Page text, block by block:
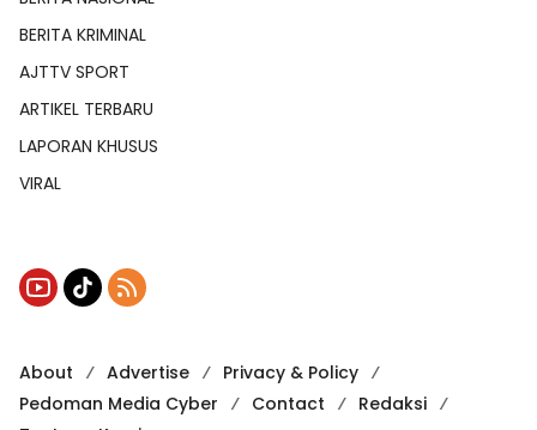
BERITA KRIMINAL
AJTTV SPORT
ARTIKEL TERBARU
LAPORAN KHUSUS
VIRAL
About Advertise
Privacy & Policy
Pedoman Media Cyber
Contact
Redaksi